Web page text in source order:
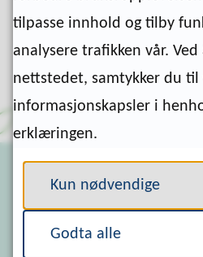
i
k
a
g
e
r
Postadresse
Nærøysund kommune
tilpasse innhold og tilby
analysere trafikken vår.
nettstedet, samtykker du til
informasjonskapsler i
erklæringen.
Kun nødvendige
Godta alle